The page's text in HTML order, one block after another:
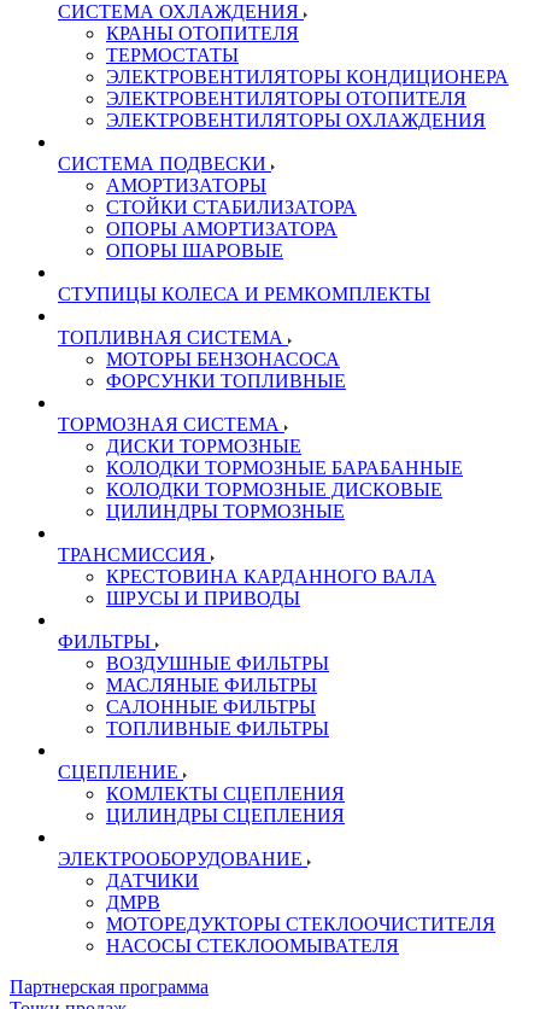
СИСТЕМА ОХЛАЖДЕНИЯ
КРАНЫ ОТОПИТЕЛЯ
ТЕРМОСТАТЫ
ЭЛЕКТРОВЕНТИЛЯТОРЫ КОНДИЦИОНЕРА
ЭЛЕКТРОВЕНТИЛЯТОРЫ ОТОПИТЕЛЯ
ЭЛЕКТРОВЕНТИЛЯТОРЫ ОХЛАЖДЕНИЯ
СИСТЕМА ПОДВЕСКИ
АМОРТИЗАТОРЫ
СТОЙКИ СТАБИЛИЗАТОРА
ОПОРЫ АМОРТИЗАТОРА
ОПОРЫ ШАРОВЫЕ
СТУПИЦЫ КОЛЕСА И РЕМКОМПЛЕКТЫ
ТОПЛИВНАЯ СИСТЕМА
МОТОРЫ БЕНЗОНАСОСА
ФОРСУНКИ ТОПЛИВНЫЕ
ТОРМОЗНАЯ СИСТЕМА
ДИСКИ ТОРМОЗНЫЕ
КОЛОДКИ ТОРМОЗНЫЕ БАРАБАННЫЕ
КОЛОДКИ ТОРМОЗНЫЕ ДИСКОВЫЕ
ЦИЛИНДРЫ ТОРМОЗНЫЕ
ТРАНСМИССИЯ
КРЕСТОВИНА КАРДАННОГО ВАЛА
ШРУСЫ И ПРИВОДЫ
ФИЛЬТРЫ
ВОЗДУШНЫЕ ФИЛЬТРЫ
МАСЛЯНЫЕ ФИЛЬТРЫ
САЛОННЫЕ ФИЛЬТРЫ
ТОПЛИВНЫЕ ФИЛЬТРЫ
СЦЕПЛЕНИЕ
КОМЛЕКТЫ СЦЕПЛЕНИЯ
ЦИЛИНДРЫ СЦЕПЛЕНИЯ
ЭЛЕКТРООБОРУДОВАНИЕ
ДАТЧИКИ
ДМРВ
МОТОРЕДУКТОРЫ СТЕКЛООЧИСТИТЕЛЯ
НАСОСЫ СТЕКЛООМЫВАТЕЛЯ
Партнерская программа